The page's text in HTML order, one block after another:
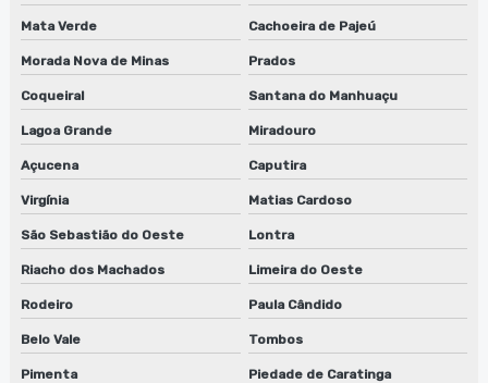
Mata Verde Cachoeira de Pajeú
Morada Nova de Minas Prados
Coqueiral Santana do Manhuaçu
Lagoa Grande Miradouro
Açucena Caputira
Virgínia Matias Cardoso
São Sebastião do Oeste Lontra
Riacho dos Machados Limeira do Oeste
Rodeiro Paula Cândido
Belo Vale Tombos
Pimenta Piedade de Caratinga